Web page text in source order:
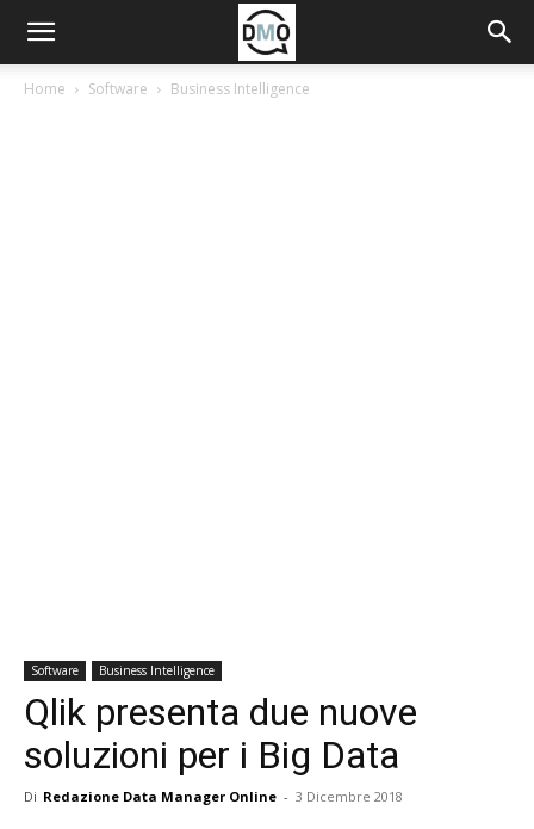
Home Software Business Intelligence
Software Business Intelligence
Qlik presenta due nuove
soluzioni per i Big Data
Di Redazione Data Manager Online - 3 Dicembre 2018